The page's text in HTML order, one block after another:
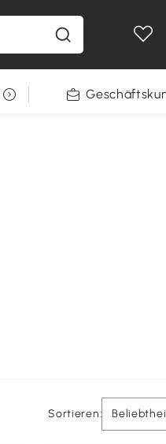
Restposten
Sortieren: